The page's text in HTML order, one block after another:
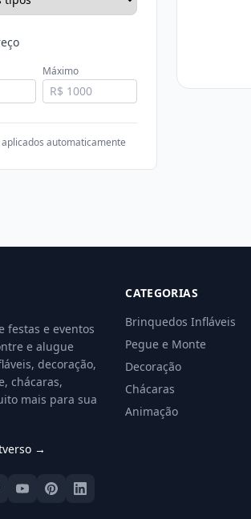
Máximo
aplicados automaticamente
festas e eventos
e alugue
decoração,
chácaras,
mais para sua
→
CATEGORIAS
Brinquedos Infláveis
Pegue e Monte
Decoração
Chácaras
Animação